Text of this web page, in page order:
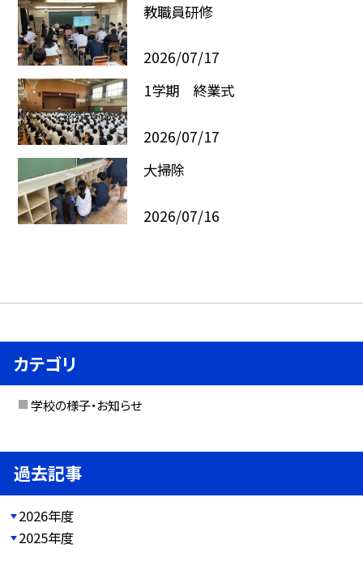
教職員研修
2026/07/17
1学期 終業式
2026/07/17
大掃除
2026/07/16
カテゴリ
学校の様子・お知らせ
過去記事
2026年度
2025年度